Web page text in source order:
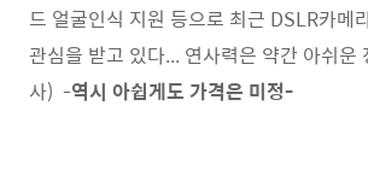
드 얼굴인식 지원 등으로 최근 DSLR카메
관심을 받고 있다... 연사력은 약간 아쉬운
사) -역시 아쉽게도 가격은 미정-